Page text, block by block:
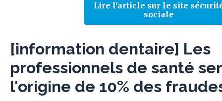
Lire l'article sur le site
sociale
[information dentaire] Les
professionnels de santé
l'origine de 10% des